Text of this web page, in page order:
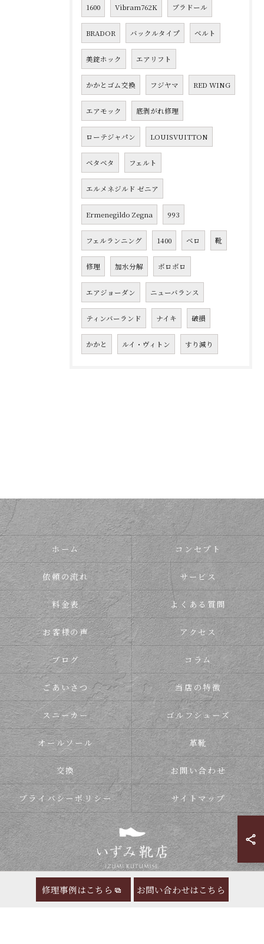
1600 Vibram762K ブラドール
BRADOR バックルタイプ ベルト
美錠ホック エアリフト
かかとゴム交換 フジヤマ RED WING
エアモック 底剥がれ修理
ローテジャパン LOUISVUITTON
ベタベタ フェルト
エルメネジルド ゼニア
Ermenegildo Zegna 993
フェルランニング 1400 ベロ 靴
修理 加水分解 ボロボロ
エアジョーダン ニューバランス
ティンバーランド ナイキ 破損
かかと ルイ・ヴィトン すり減り
修理事例はこちら お問い合わせはこちら
ホーム コンセプト
依頼の流れ サービス
料金表 よくある質問
お客様の声 アクセス
ブログ コラム
ごあいさつ 当店の特徴
スニーカー ゴルフシューズ
オールソール 革靴
交換 お問い合わせ
プライバシーポリシー サイトマップ
© 2026 靴の修理ならいずみ靴店 ALL RIGHTS RESERVED.